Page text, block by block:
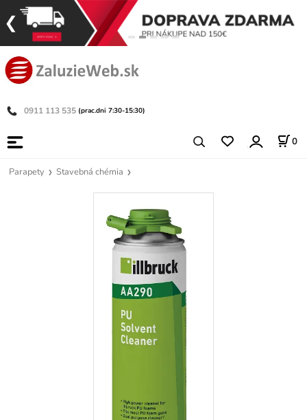
0911 113 535 (prac.dni 7:30-15:30)
0
Parapety Stavebná chémia